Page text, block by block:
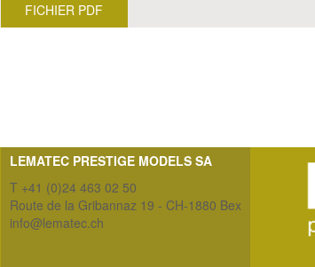
FICHIER PDF
LEMATEC PRESTIGE MODELS SA
T +41 (0)24 463 02 50
Route de la Gribannaz 19 - CH-1880 Bex
info@lematec.ch